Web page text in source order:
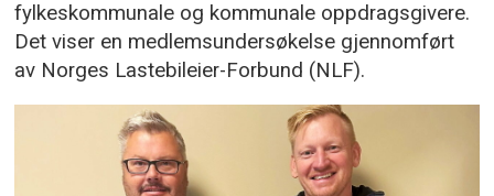
fylkeskommunale og kommunale oppdragsgivere.
Det viser en medlemsundersøkelse gjennomført
av Norges Lastebileier-Forbund (NLF).